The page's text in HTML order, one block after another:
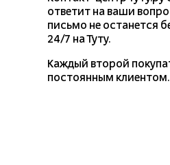
ответит на ваши
письмо не останется
24/7 на Туту.
Каждый второй
постоянным клиентом.